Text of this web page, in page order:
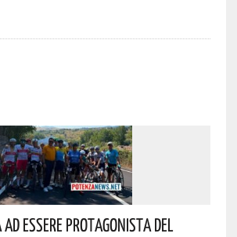
Essere Protagonista Del